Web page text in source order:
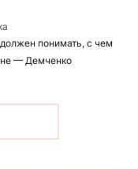
понимать, с чем
— Демченко